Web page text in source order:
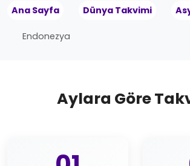
Ana Sayfa Dünya Takvimi
Endonezya
Aylara Göre